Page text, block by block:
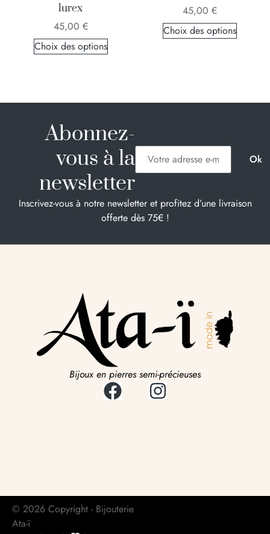
lurex
45,00 €
Choix des options
45,00 €
Choix des options
Abonnez-
vous à la
newsletter
Inscrivez-vous à notre newsletter et profitez d’une livraison
offerte dès 75€ !
Bijoux en pierres semi-précieuses
© 2026 Copyright - Bijouterie
Ata-ï